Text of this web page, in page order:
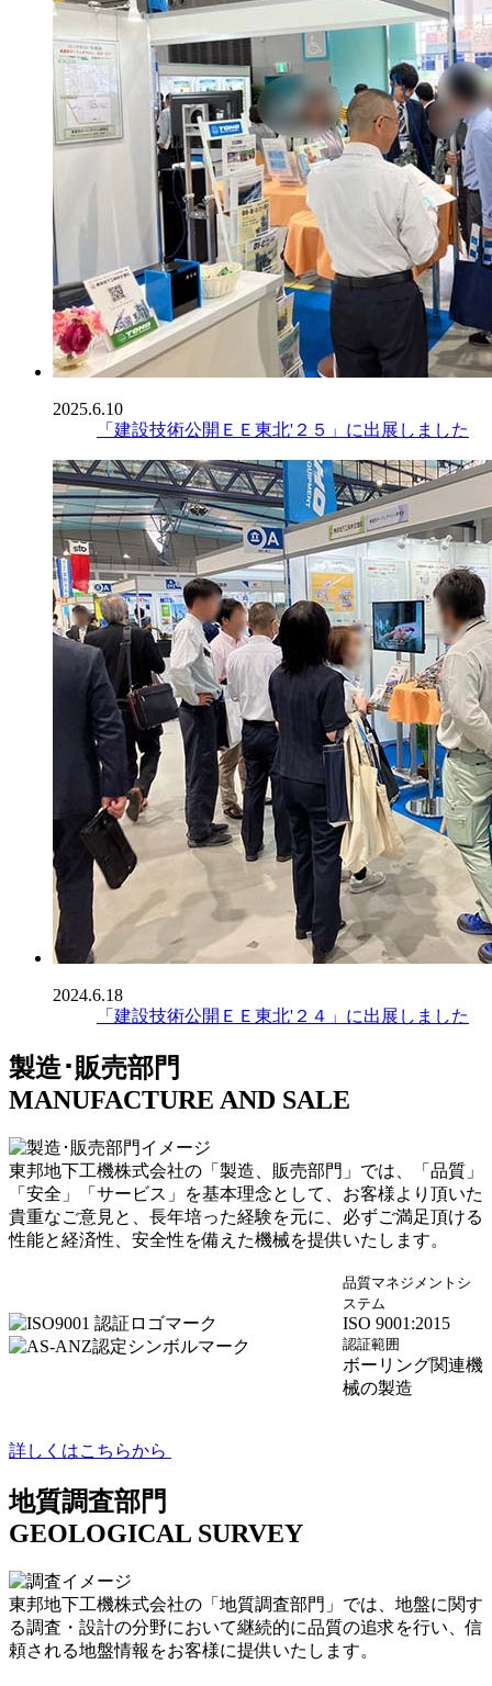
2025.6.10
「建設技術公開ＥＥ東北'２５」に出展しました
2024.6.18
「建設技術公開ＥＥ東北'２４」に出展しました
製造･販売部門
MANUFACTURE AND SALE
東邦地下工機株式会社の「製造、販売部門」では、「品質」
「安全」「サービス」を基本理念として、お客様より頂いた
貴重なご意見と、長年培った経験を元に、必ずご満足頂ける
性能と経済性、安全性を備えた機械を提供いたします。
品質マネジメントシ
ステム
ISO 9001:2015
認証範囲
ボーリング関連機
械の製造
詳しくはこちらから
地質調査部門
GEOLOGICAL SURVEY
東邦地下工機株式会社の「地質調査部門」では、地盤に関す
る調査・設計の分野において継続的に品質の追求を行い、信
頼される地盤情報をお客様に提供いたします。